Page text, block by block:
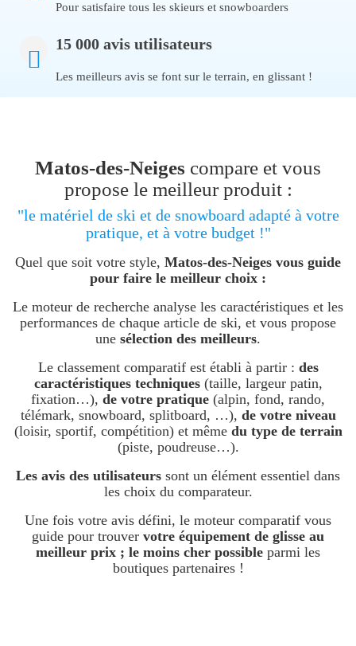
Pour satisfaire tous les skieurs et snowboarders
15 000 avis utilisateurs
Les meilleurs avis se font sur le terrain, en glissant !
Matos-des-Neiges compare et vous
propose le meilleur produit :
"le matériel de ski et de snowboard adapté à votre
pratique, et à votre budget !"
Quel que soit votre style, Matos-des-Neiges vous guide
pour faire le meilleur choix :
Le moteur de recherche analyse les caractéristiques et les
performances de chaque article de ski, et vous propose
une sélection des meilleurs.
Le classement comparatif est établi à partir : des
caractéristiques techniques(taille, largeur patin,
fixation…), de votre pratique (alpin, fond, rando,
télémark, snowboard, splitboard, …), de votre niveau
(loisir, sportif, compétition) et même du type de terrain
(piste, poudreuse…).
Les avis des utilisateurs sont un élément essentiel dans
les choix du comparateur.
Une fois votre avis défini, le moteur comparatif vous
guide pour trouver votre équipement de glisse au
meilleur prix ; le moins cher possible parmi les
boutiques partenaires !